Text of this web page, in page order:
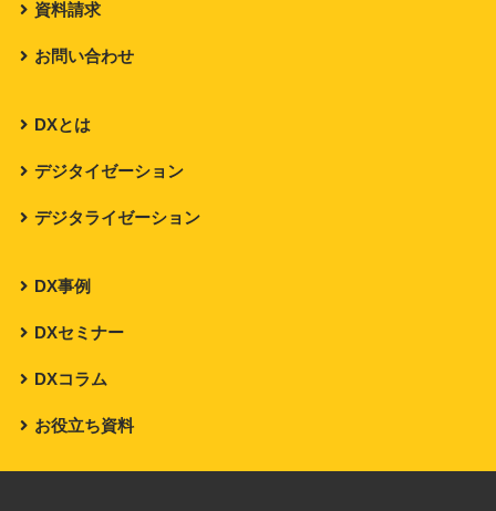
資料請求
お問い合わせ
DXとは
デジタイゼーション
デジタライゼーション
DX事例
DXセミナー
DXコラム
お役立ち資料